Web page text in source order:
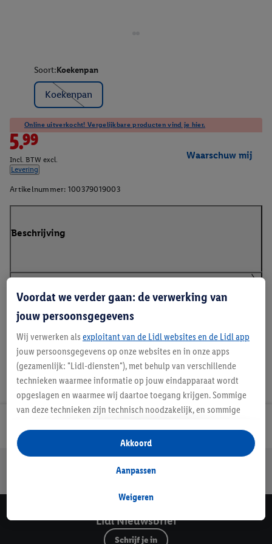
Soort:Koekenpan
Koekenpan
Online uitverkocht! Vergelijkbare producten vind je hier.
5.99
Incl. BTW excl.
Levering
Waarschuw mij
Artikelnummer: 100379019003
Beschrijving
Handleidingen en downloads
Veilig winkelen
Lidl Nieuwsbrief
Schrijf je in
Voordat we verder gaan: de verwerking van
jouw persoonsgegevens
Wij verwerken als exploitant van de Lidl websites en de Lidl app
jouw persoonsgegevens op onze websites en in onze apps
(gezamenlijk: "Lidl-diensten"), met behulp van verschillende
technieken waarmee informatie op jouw eindapparaat wordt
opgeslagen en waarmee wij daartoe toegang krijgen. Sommige
van deze technieken zijn technisch noodzakelijk, en sommige
opslaan van voorkeursinstellingen, het verzamelen en
analyseren van statistieken of voor het tonen van
gepersonaliseerde reclame binnen en buiten de Lidl-diensten.
gegevens over jouw aankoopgedrag in de winkel ook voor de
Als je hier toestemming geeft aan ons voor het personaliseren
van reclame en als je vervolgens een Lidl Plus-account
Weigeren
Aanpassen
Akkoord